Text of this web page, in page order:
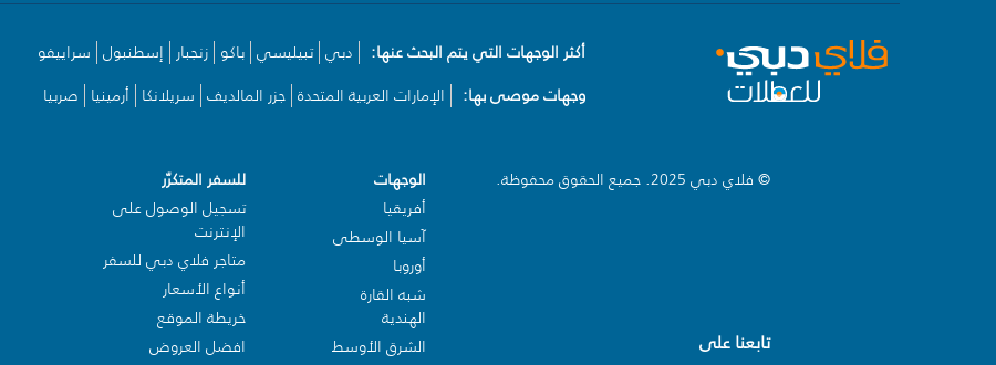
أكثر الوجهات التي يتم البحث عنها: دبي تبيليسي باكو زنجبار إسطنبول سراييفو
وجهات موصى بها:
الإمارات العربية المتحدة جزر المالديف سريلانكا أرمينيا صربيا
© فلاي دبي 2025. جميع الحقوق محفوظة.
تابعنا على
الوجهات
أفريقيا
آسيا الوسطى
أوروبا
شبه القارة
الهندية
الشرق الأوسط
للسفر المتكرّر
تسجيل الوصول على
الإنترنت
متاجر فلاي دبي للسفر
أنواع الأسعار
خريطة الموقع
افضل العروض